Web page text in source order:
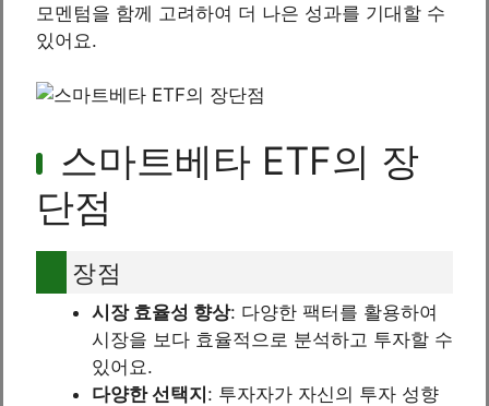
모멘텀을 함께 고려하여 더 나은 성과를 기대할 수
있어요.
스마트베타 ETF의 장
단점
장점
시장 효율성 향상: 다양한 팩터를 활용하여
시장을 보다 효율적으로 분석하고 투자할 수
있어요.
다양한 선택지: 투자자가 자신의 투자 성향